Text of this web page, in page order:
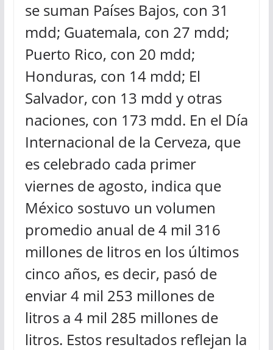
se suman Países Bajos, con 31
mdd; Guatemala, con 27 mdd;
Puerto Rico, con 20 mdd;
Honduras, con 14 mdd; El
Salvador, con 13 mdd y otras
naciones, con 173 mdd. En el Día
Internacional de la Cerveza, que
es celebrado cada primer
viernes de agosto, indica que
México sostuvo un volumen
promedio anual de 4 mil 316
millones de litros en los últimos
cinco años, es decir, pasó de
enviar 4 mil 253 millones de
litros a 4 mil 285 millones de
litros. Estos resultados reflejan la